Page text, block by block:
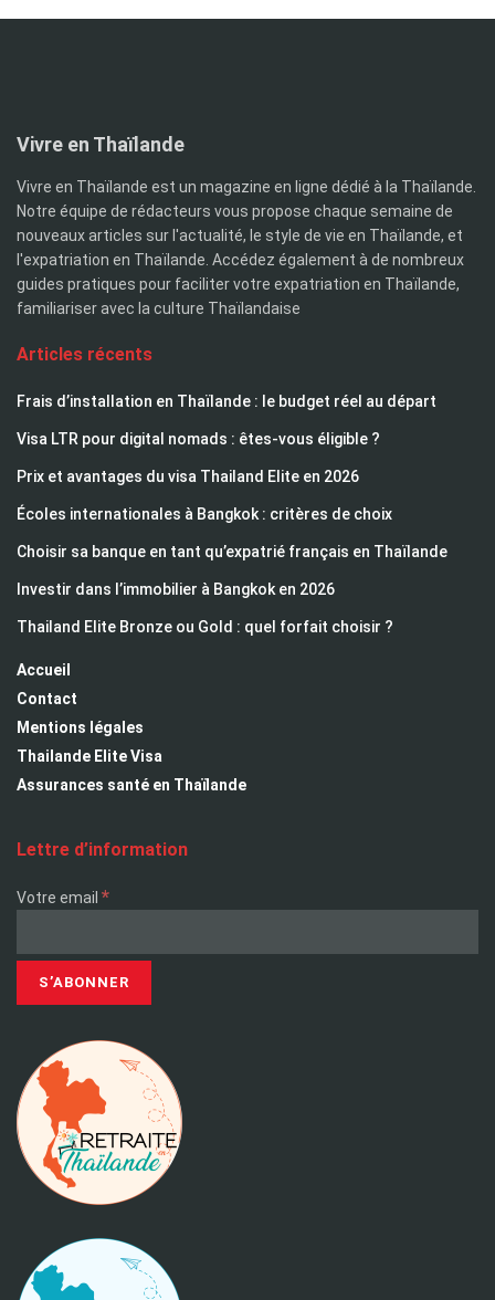
Vivre en Thaïlande
Vivre en Thaïlande est un magazine en ligne dédié à la Thaïlande.
Notre équipe de rédacteurs vous propose chaque semaine de
nouveaux articles sur l'actualité, le style de vie en Thaïlande, et
l'expatriation en Thaïlande. Accédez également à de nombreux
guides pratiques pour faciliter votre expatriation en Thaïlande,
familiariser avec la culture Thaïlandaise
Articles récents
Frais d’installation en Thaïlande : le budget réel au départ
Visa LTR pour digital nomads : êtes-vous éligible ?
Prix et avantages du visa Thailand Elite en 2026
Écoles internationales à Bangkok : critères de choix
Choisir sa banque en tant qu’expatrié français en Thaïlande
Investir dans l’immobilier à Bangkok en 2026
Thailand Elite Bronze ou Gold : quel forfait choisir ?
Accueil
Contact
Mentions légales
Thailande Elite Visa
Assurances santé en Thaïlande
Lettre d’information
Votre email *